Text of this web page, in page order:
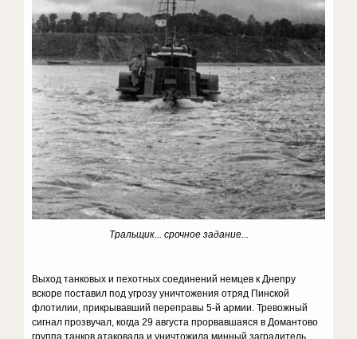
Тральщик... срочное задание...
Выход танковых и пехотных соединений немцев к Днепру
вскоре поставил под угрозу уничтожения отряд Пинской
флотилии, прикрывавший переправы 5-й армии. Тревожный
сигнал прозвучал, когда 29 августа прорвавшаяся в Домантово
группа танков атаковала и уничтожила минный заградитель